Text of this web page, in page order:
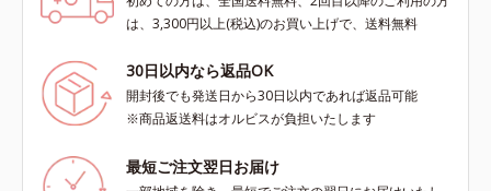
は、3,300円以上(税込)のお買い上げで、送料無料
30日以内なら返品OK
開封後でも発送日から30日以内であれば返品可能
※商品返送料はオルビスが負担いたします
最短ご注文翌日お届け